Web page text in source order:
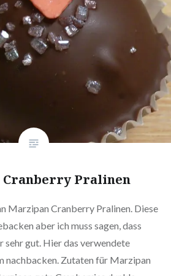
Pralinen
Marzipan Cranberry Pralinen. Diese
aber ich muss sagen, dass
sehr gut. Hier das ver­wen­de­te
nach­ba­cken. Zutaten für Marzipan